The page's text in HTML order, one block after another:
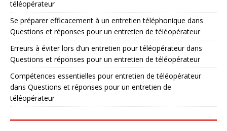
téléopérateur
Se préparer efficacement à un entretien téléphonique dans
Questions et réponses pour un entretien de téléopérateur
Erreurs à éviter lors d’un entretien pour téléopérateurdans
Questions et réponses pour un entretien de téléopérateur
Compétences essentielles pour entretien de téléopérateur
dans Questions et réponses pour un entretien de
téléopérateur